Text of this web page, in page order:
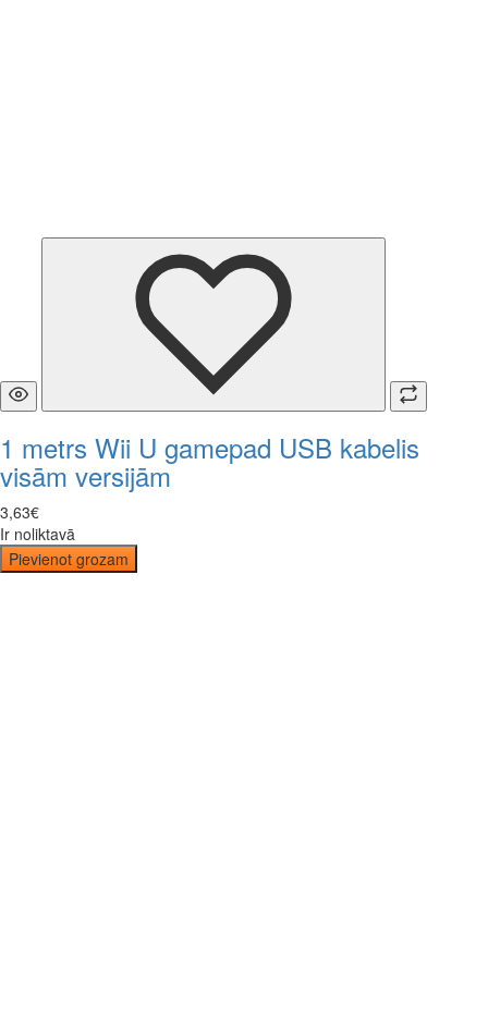
1 metrs Wii U gamepad USB kabelis
visām versijām
3,63€
Ir noliktavā
Pievienot grozam